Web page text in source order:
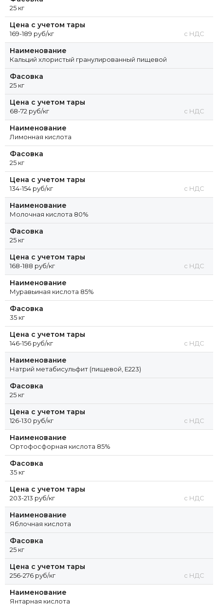
черенок
Цеолит синтетический марки CaA (фр. 1,6-3,2 мм)
шарик
Цеолит синтетический марки CaA (фр. 3,0-5,0 мм)
шарик
Цеолит синтетический марки NaA (фр. 1,6-3,2 мм)
шарик
Цеолит синтетический марки NaA (фр. 3,0-5,0 мм)
шарик
Синтетический Цеолит (черенок)
Синтетический Цеолит (шарик/сфера)
Цеолит синтетический марки NaX (фр. 1,6-3,2 мм)
шарик
Цеолит синтетический марки NaX (фр. 3,0-5,0 мм)
шарик
25 кг
Цена с учетом тары
169-189 руб/кг с НДС
Наименование
Кальций хлористый гранулированный пищевой
Фасовка
25 кг
Цена с учетом тары
68-72 руб/кг с НДС
Наименование
Лимонная кислота
Фасовка
25 кг
Цена с учетом тары
134-154 руб/кг с НДС
Наименование
Молочная кислота 80%
Фасовка
25 кг
Цена с учетом тары
168-188 руб/кг с НДС
Наименование
Муравьиная кислота 85%
Фасовка
35 кг
Цена с учетом тары
146-156 руб/кг с НДС
Наименование
Натрий метабисульфит (пищевой, Е223)
Фасовка
25 кг
Цена с учетом тары
126-130 руб/кг с НДС
Наименование
Ортофосфорная кислота 85%
Фасовка
35 кг
Цена с учетом тары
203-213 руб/кг с НДС
Наименование
Яблочная кислота
Фасовка
25 кг
Цена с учетом тары
256-276 руб/кг с НДС
Наименование
Янтарная кислота